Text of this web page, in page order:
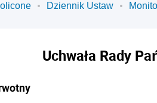
Dziennik Ustaw
Uchwała Rady